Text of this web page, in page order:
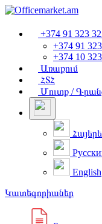
+374 91 323
+374 91
+374 10
Առաքում
ՀՏՀ
Մուտք /
English
Կատեգորիաներ